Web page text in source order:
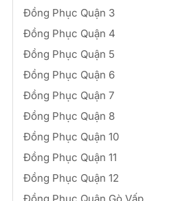
Đồng Phục Quận 3
Đồng Phục Quận 4
Đồng Phục Quận 5
Đồng Phục Quận 6
Đồng Phục Quận 7
Đồng Phục Quận 8
Đồng Phục Quận 10
Đồng Phục Quận 11
Đồng Phục Quận 12